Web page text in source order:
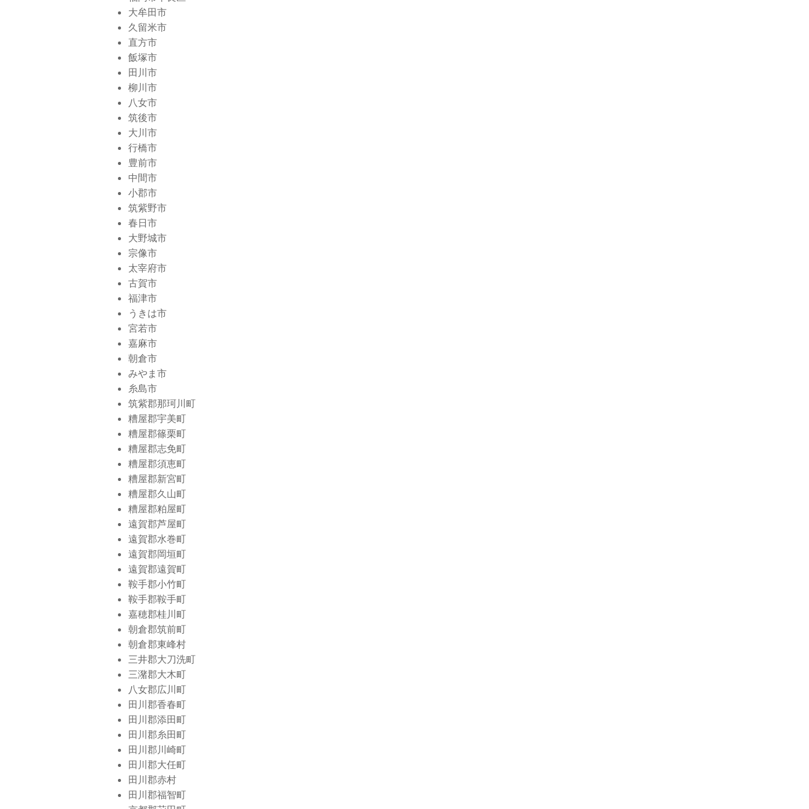
大牟田市
久留米市
直方市
飯塚市
田川市
柳川市
八女市
筑後市
大川市
行橋市
豊前市
中間市
小郡市
筑紫野市
春日市
大野城市
宗像市
太宰府市
古賀市
福津市
うきは市
宮若市
嘉麻市
朝倉市
みやま市
糸島市
筑紫郡那珂川町
糟屋郡宇美町
糟屋郡篠栗町
糟屋郡志免町
糟屋郡須恵町
糟屋郡新宮町
糟屋郡久山町
糟屋郡粕屋町
遠賀郡芦屋町
遠賀郡水巻町
遠賀郡岡垣町
遠賀郡遠賀町
鞍手郡小竹町
鞍手郡鞍手町
嘉穂郡桂川町
朝倉郡筑前町
朝倉郡東峰村
三井郡大刀洗町
三潴郡大木町
八女郡広川町
田川郡香春町
田川郡添田町
田川郡糸田町
田川郡川崎町
田川郡大任町
田川郡赤村
田川郡福智町